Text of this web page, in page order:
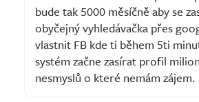
bude tak 5000 měsíčně aby se
obyčejný vyhledávačka přes
vlastnit FB kde ti během 5ti
systém začne zasírat profil
nesmyslů o které nemám zájem.